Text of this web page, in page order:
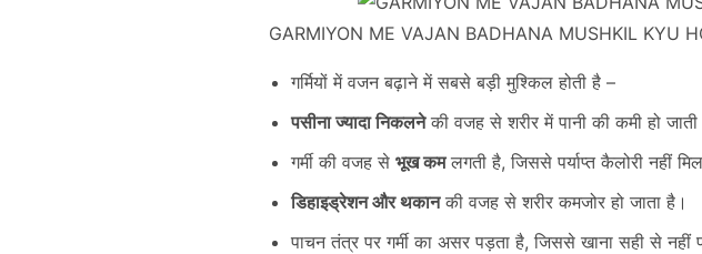
GARMIYON ME VAJAN BADHANA MUSHKIL KYU
गर्मियों में वजन बढ़ाने में सबसे बड़ी मुश्किल होती है –
पसीना ज्यादा निकलनेकी वजह से शरीर में पानी की कमी हो जाती
गर्मी की वजह से भूख कमलगती है, जिससे पर्याप्त कैलोरी नहीं मिल
डिहाइड्रेशन और थकानकी वजह से शरीर कमजोर हो जाता है।
पाचन तंत्र पर गर्मी का असर पड़ता है, जिससे खाना सही से नहीं